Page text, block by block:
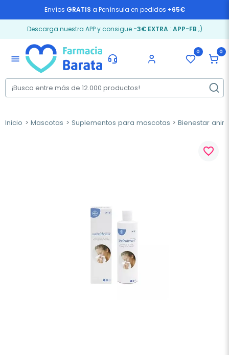
Envíos GRATIS a Península en pedidos +65€
Descarga nuestra APP y consigue -3€ EXTRA: APP-FB ;)
menu
0 0
Inicio Mascotas Suplementos para mascotas Bienestar
favorite_border